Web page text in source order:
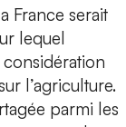
France serait
lequel
l’agriculture.
parmi les